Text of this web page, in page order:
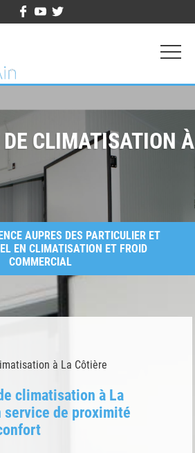
DE CLIMATISATION À
AUPRES DES PARTICULIER ET
EN CLIMATISATION ET FROID
COMMERCIAL
à La Côtière
climatisation à La
service de proximité